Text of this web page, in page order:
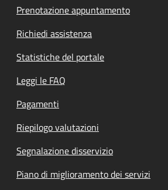
Prenotazione appuntamento
Richiedi assistenza
Statistiche del portale
Leggi le FAQ
Pagamenti
Riepilogo valutazioni
Segnalazione disservizio
Piano di miglioramento dei servizi